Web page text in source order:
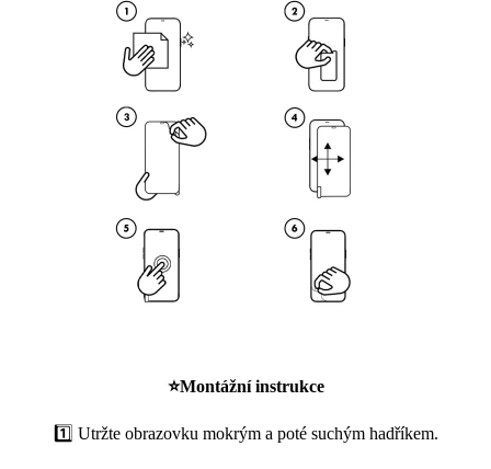
⭐Montážní instrukce
1️⃣ Utržte obrazovku mokrým a poté suchým hadříkem.